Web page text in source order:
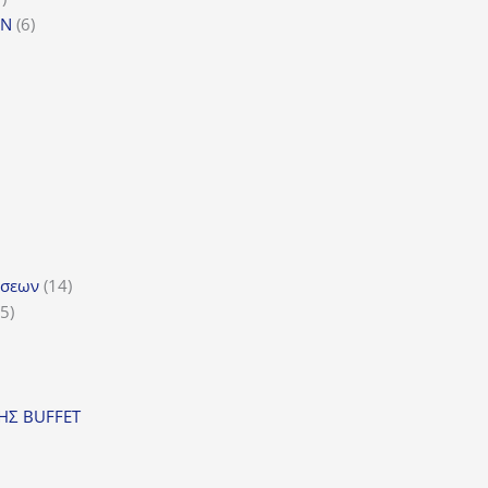
προϊόν
66
1414
55
BUFFET